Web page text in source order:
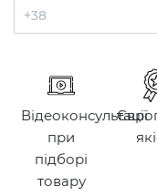
Відеоконсультації
при
підборі
товару